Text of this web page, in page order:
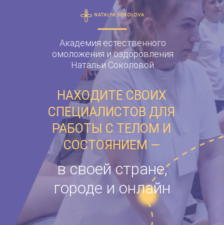
Академия естественного
омоложения и оздоровления
Натальи Соколовой
НАХОДИТЕ СВОИХ
СПЕЦИАЛИСТОВ ДЛЯ
РАБОТЫ С ТЕЛОМ И
СОСТОЯНИЕМ —
в своей стране,
городе и онлайн